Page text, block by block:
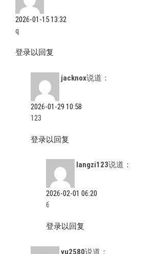
2026-01-15 13:32
q
登录以回复
jacknox说道：
2026-01-29 10:58
123
登录以回复
langzi123说道：
2026-02-01 06:20
6
登录以回复
yu2580说道：